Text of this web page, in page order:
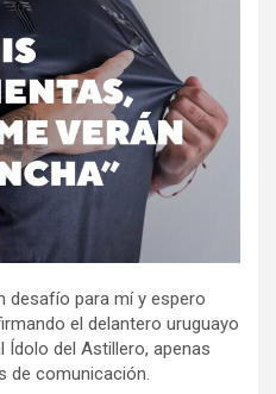
desafío para mí y espero
el delantero uruguayo
Ídolo del Astillero, apenas
de comunicación.